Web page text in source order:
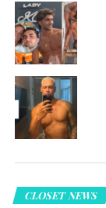
CLOSET NEWS